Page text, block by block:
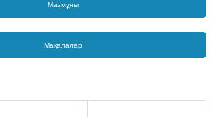
Мазмұны
Мақалалар